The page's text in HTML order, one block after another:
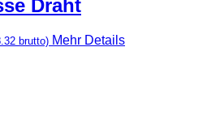
Draht
brutto) Mehr Details